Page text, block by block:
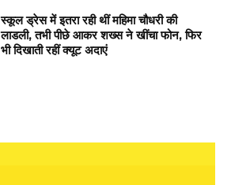
स्कूल ड्रेस में इतरा रही थीं महिमा चौधरी की
लाडली, तभी पीछे आकर शख्स ने खींचा फोन, फिर
भी दिखाती रहीं क्यूट अदाएं